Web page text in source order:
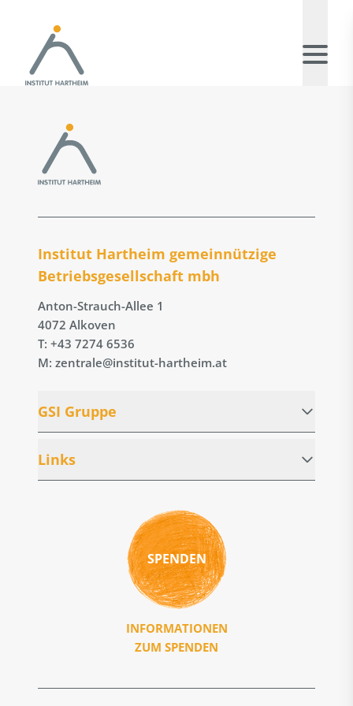
Institut Hartheim gemeinnützige
Betriebs­gesellschaft mbh
Anton-Strauch-Allee 1
4072 Alkoven
T: +43 7274 6536
M: zentrale@institut-hartheim.at
GSI Gruppe
Links
SPENDEN
INFORMATIONEN
ZUM SPENDEN